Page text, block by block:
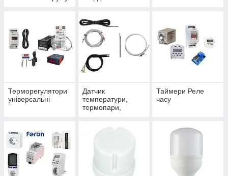
Терморегулятори
універсальні
Датчик
температури,
термопари,
ланцюжок
Таймери Реле
часу